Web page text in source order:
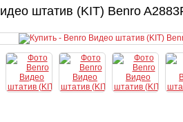
штатив (KIT) Benro